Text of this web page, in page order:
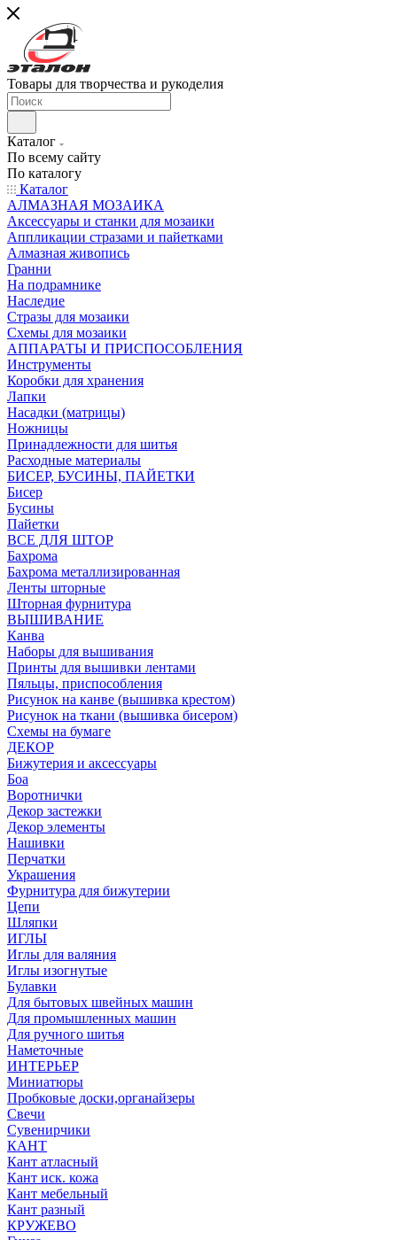
Товары для творчества и рукоделия
Каталог
По всему сайту
По каталогу
Каталог
АЛМАЗНАЯ МОЗАИКА
Аксессуары и станки для мозаики
Аппликации стразами и пайетками
Алмазная живопись
Гранни
На подрамнике
Наследие
Стразы для мозаики
Схемы для мозаики
АППАРАТЫ И ПРИСПОСОБЛЕНИЯ
Инструменты
Коробки для хранения
Лапки
Насадки (матрицы)
Ножницы
Принадлежности для шитья
Расходные материалы
БИСЕР, БУСИНЫ, ПАЙЕТКИ
Бисер
Бусины
Пайетки
ВСЕ ДЛЯ ШТОР
Бахрома
Бахрома металлизированная
Ленты шторные
Шторная фурнитура
ВЫШИВАНИЕ
Канва
Наборы для вышивания
Принты для вышивки лентами
Пяльцы, приспособления
Рисунок на канве (вышивка крестом)
Рисунок на ткани (вышивка бисером)
Схемы на бумаге
ДЕКОР
Бижутерия и аксессуары
Боа
Воротнички
Декор застежки
Декор элементы
Нашивки
Перчатки
Украшения
Фурнитура для бижутерии
Цепи
Шляпки
ИГЛЫ
Иглы для валяния
Иглы изогнутые
Булавки
Для бытовых швейных машин
Для промышленных машин
Для ручного шитья
Наметочные
ИНТЕРЬЕР
Миниатюры
Пробковые доски,органайзеры
Свечи
Сувенирчики
КАНТ
Кант атласный
Кант иск. кожа
Кант мебельный
Кант разный
КРУЖЕВО